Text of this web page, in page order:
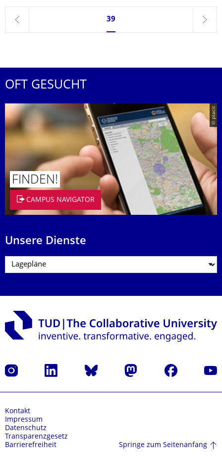
zurück
Seite 39, aktuell ausgewählt
39
weiter
OFT GESUCHT
© placit
FINDEN!
CAMPUS NAVIGATOR
Unsere Dienste
Instagram LinkedIn Bluesky Mastodon Facebook
Kontakt
Impressum
Datenschutz
Transparenzgesetz
Barrierefreiheit
Springe zum Seitenanfang